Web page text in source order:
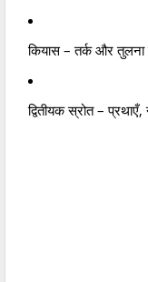
कियास – तर्क और तुलना
द्वितीयक स्रोत –